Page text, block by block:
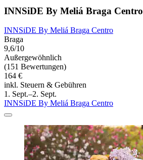
INNSiDE By Meliá Braga Centro
INNSiDE By Meliá Braga Centro
Braga
9,6/10
Außergewöhnlich
(151 Bewertungen)
164 €
inkl. Steuern & Gebühren
1. Sept.–2. Sept.
INNSiDE By Meliá Braga Centro